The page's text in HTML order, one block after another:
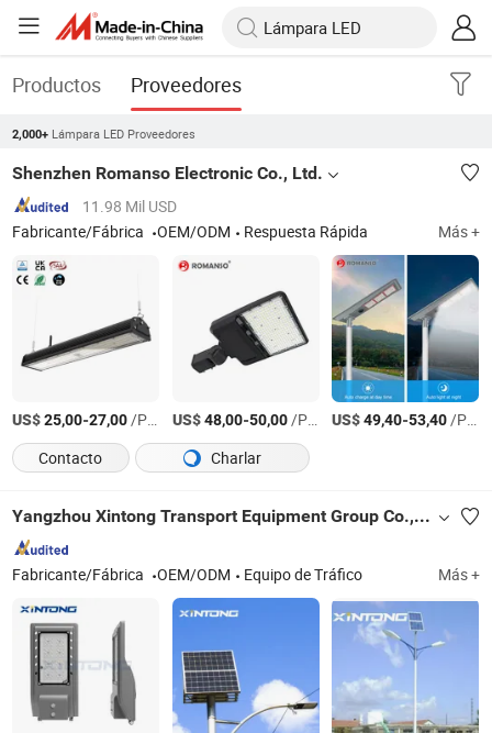
Productos Proveedores
2,000+ Lámpara LED Proveedores
Shenzhen Romanso Electronic Co., Ltd.
11.98 Mil USD
Fabricante/Fábrica
OEM/ODM Respuesta Rápida Más +
US$25,00-27,00/Pieza US$48,00-50,00/Pieza US$49,40-53,40/Pieza
Contacto
Charlar
Yangzhou Xintong Transport Equipment Group Co., Ltd.
Fabricante/Fábrica OEM/ODM Equipo de Tráfico Más +